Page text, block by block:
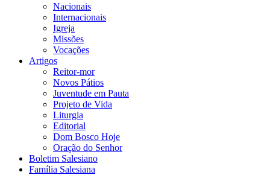
Nacionais
Internacionais
Igreja
Missões
Vocações
Artigos
Reitor-mor
Novos Pátios
Juventude em Pauta
Projeto de Vida
Liturgia
Editorial
Dom Bosco Hoje
Oração do Senhor
Boletim Salesiano
Família Salesiana